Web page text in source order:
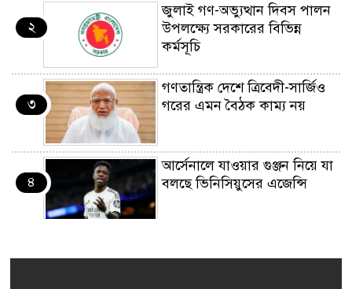
২
জুলাই গণ-অভ্যুত্থান দিবস পালন
উপলক্ষ্যে সরকারের বিভিন্ন
কর্মসূচি
৩
গণতান্ত্রিক দেশে ত্রিবেদী-সার্জিও
গরের এমন বৈঠক কাম্য নয়
৪
আর্সেনালে যাওয়ার গুঞ্জন নিয়ে যা
বলছে ভিনিসিয়ুসের এজেন্সি
৫
যুক্তরাষ্ট্র-জাপানের বিরল পদক্ষেপ